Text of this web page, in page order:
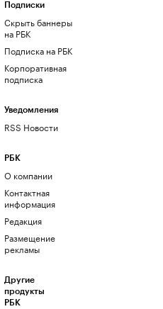
Подписки
Скрыть баннеры
на РБК
Подписка на РБК
Корпоративная
подписка
Уведомления
RSS Новости
РБК
О компании
Контактная
информация
Редакция
Размещение
рекламы
Другие
продукты
РБК